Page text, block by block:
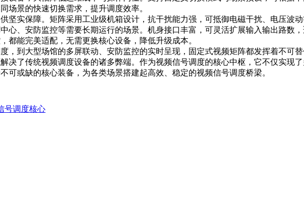
场景的快速切换需求，提升调度效率。
坚实保障。矩阵采用工业级机箱设计，抗干扰能力强，可抵御电磁干扰、电压波
心、安防监控等需要长期运行的场景。机身接口丰富，可灵活扩展输入输出路数
都能完美适配，无需更换核心设备，降低升级成本。
，到大型场馆的多屏联动、安防监控的实时呈现，固定式视频矩阵都发挥着不可
决了传统视频调度设备的诸多弊端。作为视频信号调度的核心中枢，它不仅实现
可或缺的核心装备，为各类场景搭建起高效、稳定的视频信号调度桥梁。
号调度核心